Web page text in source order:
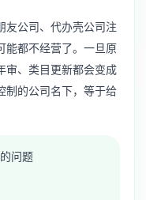
友公司、代办壳公司注
能都不经营了。一旦原
审、类目更新都会变成
制的公司名下，等于给
问题